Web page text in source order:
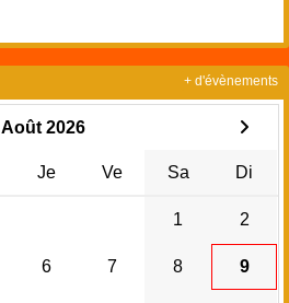
Août 2026
Je Ve Sa Di
1 2
6 7 8 9
+ d'évènements